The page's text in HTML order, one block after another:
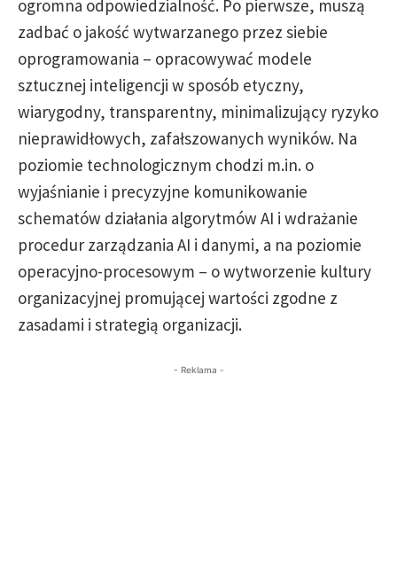
ogromna odpowiedzialność. Po pierwsze, muszą
zadbać o jakość wytwarzanego przez siebie
oprogramowania – opracowywać modele
sztucznej inteligencji w sposób etyczny,
wiarygodny, transparentny, minimalizujący ryzyko
nieprawidłowych, zafałszowanych wyników. Na
poziomie technologicznym chodzi m.in. o
wyjaśnianie i precyzyjne komunikowanie
schematów działania algorytmów AI i wdrażanie
procedur zarządzania AI i danymi, a na poziomie
operacyjno-procesowym – o wytworzenie kultury
organizacyjnej promującej wartości zgodne z
zasadami i strategią organizacji.
- Reklama -